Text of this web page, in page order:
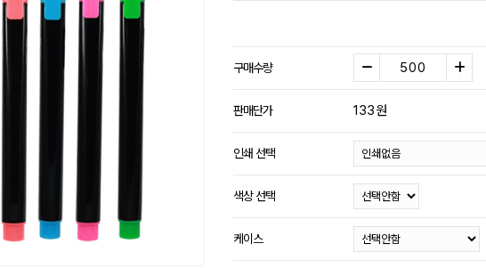
구매수량
판매단가 133원
인쇄 선택
색상 선택
케이스